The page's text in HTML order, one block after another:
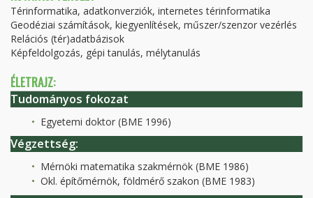
Térinformatika, adatkonverziók, internetes térinformatika
Geodéziai számítások, kiegyenlítések, műszer/szenzor vezérlés
Relációs (tér)adatbázisok
Képfeldolgozás, gépi tanulás, mélytanulás
ÉLETRAJZ:
Tudományos fokozat
Egyetemi doktor (BME 1996)
Végzettség:
Mérnöki matematika szakmérnök (BME 1986)
Okl. építőmérnök, földmérő szakon (BME 1983)